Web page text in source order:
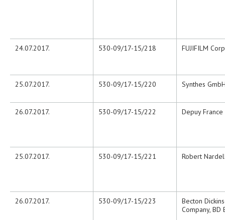
24.07.2017. 530-09/17-15/218 FUJIFILM
25.07.2017. 530-09/17-15/220 Synthes
26.07.2017. 530-09/17-15/222 Depuy France
25.07.2017. 530-09/17-15/221 Robert
26.07.2017. 530-09/17-15/223
Becton
Company, BD